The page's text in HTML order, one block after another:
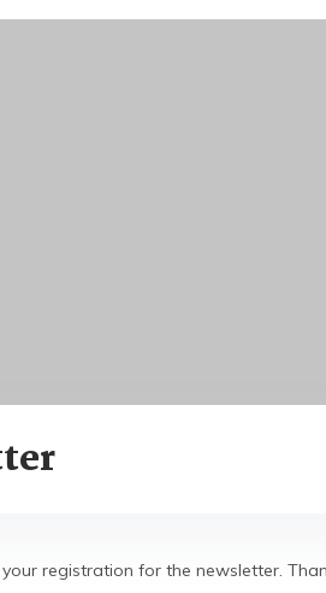
registration for the newsletter.